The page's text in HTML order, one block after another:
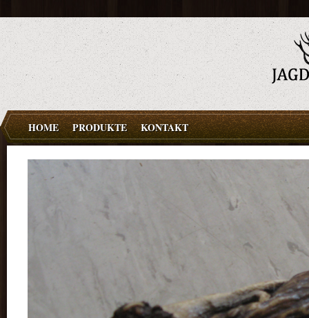
HOME PRODUKTE KONTAKT